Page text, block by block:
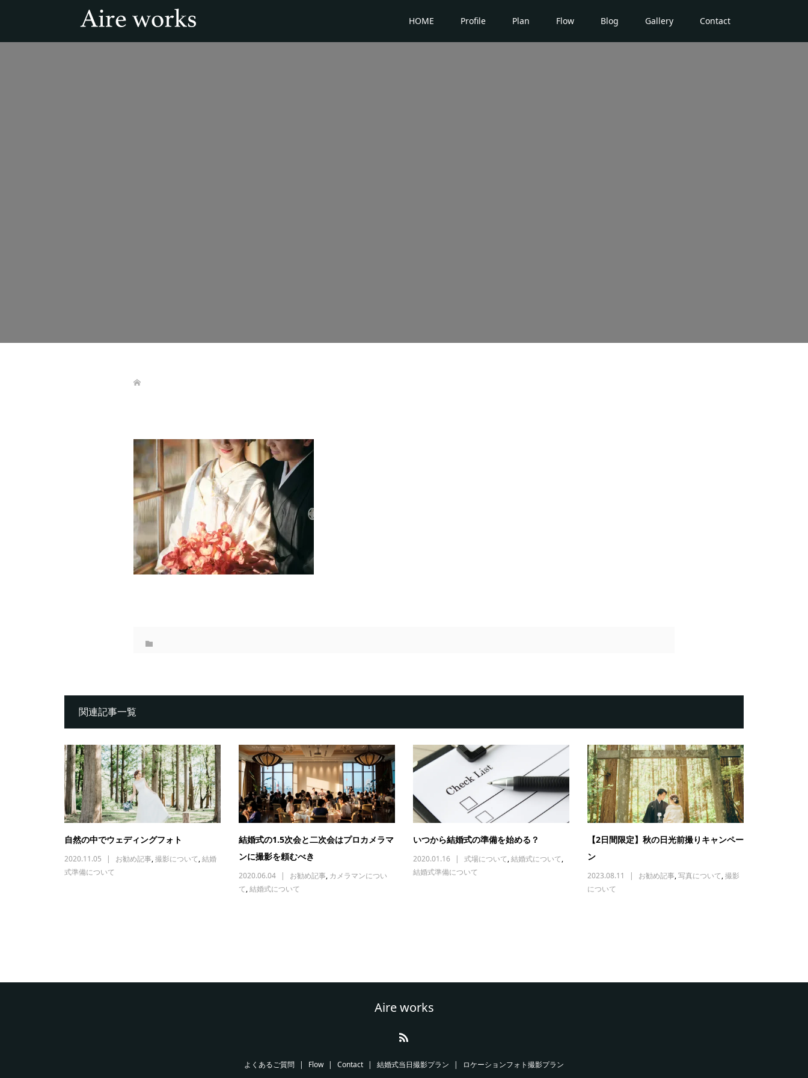
HOME Profile Plan Flow Blog Gallery Contact
関連記事一覧
自然の中でウェディングフォト
2020.11.05 お勧め記事,撮影について,結婚
式準備について
結婚式の1.5次会と二次会はプロカメラマ
ンに撮影を頼むべき
2020.06.04 お勧め記事, カメラマンについ
て,結婚式について
いつから結婚式の準備を始める？
2020.01.16 式場について,結婚式について,
結婚式準備について
【2日間限定】秋の日光前撮りキャンペー
ン
2023.08.11 お勧め記事,写真について,撮影
について
Aire works
よくあるご質問 Flow Contact 結婚式当日撮影プラン ロケーションフォト撮影プラン